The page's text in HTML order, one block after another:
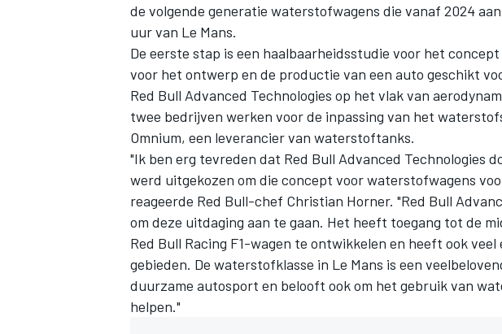
de volgende generatie waterstofwagens die vanaf 2024
uur van Le Mans.
De eerste stap is een haalbaarheidsstudie voor het
voor het ontwerp en de productie van een auto geschikt
Red Bull Advanced Technologies op het vlak van
twee bedrijven werken voor de inpassing van het
Omnium, een leverancier van waterstoftanks.
"Ik ben erg tevreden dat Red Bull Advanced Technologies
werd uitgekozen om die concept voor waterstofwagens
reageerde Red Bull-chef Christian Horner. "Red Bull
om deze uitdaging aan te gaan. Het heeft toegang tot de
Red Bull Racing F1-wagen te ontwikkelen en heeft ook
gebieden. De waterstofklasse in Le Mans is een
duurzame autosport en belooft ook om het gebruik van
helpen."